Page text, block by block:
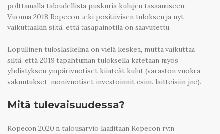
polttamalla taloudellista puskuria kulujen tasaamiseen.
Vuonna 2018 Ropecon teki positiivisen tuloksen ja nyt
vaikuttaakin siltä, että tasapainotila on saavutettu.
Lopullinen tuloslaskelma on vielä kesken, mutta vaikuttaa
siltä, että 2019 tapahtuman tuloksella katetaan myös
yhdistyksen ympärivuotiset kiinteät kulut (varaston vuokra,
vakuutukset, monivuotiset investoinnit esim. laitteisiin jne).
Mitä tulevaisuudessa?
Ropecon 2020:n talousarvio laaditaan Ropecon ry:n